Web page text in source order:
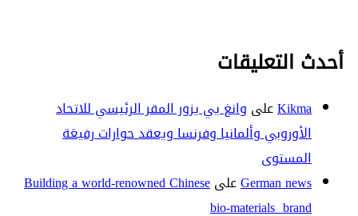
أحدث التعليقات
Kikmaعلى وانغ يي يزور المقر الرئيسي للاتحاد
الأوروبي وألمانيا وفرنسا ويعقد حوارات رفيعَة
المستوى
German newsعلىBuilding a world-renowned Chinese
bio-materials brand